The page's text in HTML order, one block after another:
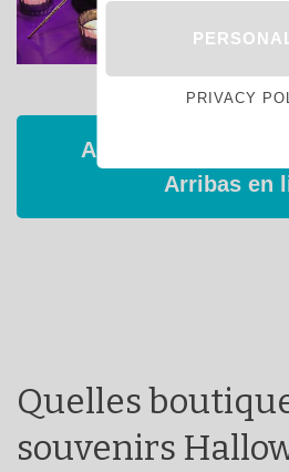
Acheter la
Arribas en
Quelles
souvenirs
PRIVACY